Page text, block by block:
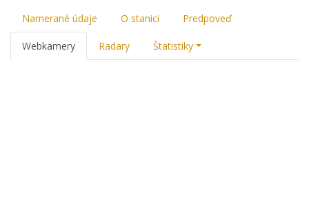
Namerané údaje O stanici Predpoveď
Webkamery Radary Štatistiky